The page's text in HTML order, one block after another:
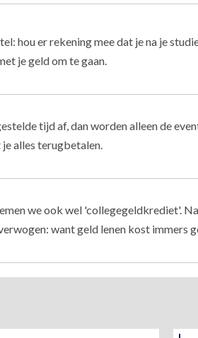
hou er rekening mee dat je na je
je geld om te gaan.
tijd af, dan worden alleen de
alles terugbetalen.
we ook wel 'collegegeldkrediet'.
want geld lenen kost immers